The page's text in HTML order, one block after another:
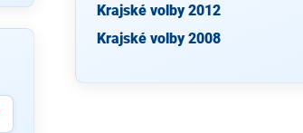
Krajské volby 2012
Krajské volby 2008